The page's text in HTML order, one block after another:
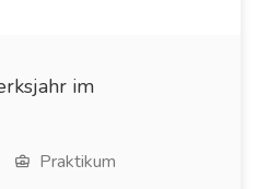
im
Praktikum